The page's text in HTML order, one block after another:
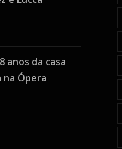
anos da casa
na Ópera